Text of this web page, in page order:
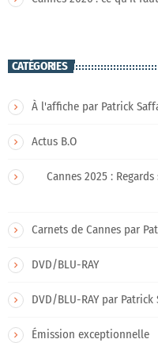
CATÉGORIES
À l'affiche par Patrick
Actus B.O
Cannes 2025 :
Carnets de Cannes par
DVD/BLU-RAY
DVD/BLU-RAY par Patrick
Émission exceptionnelle